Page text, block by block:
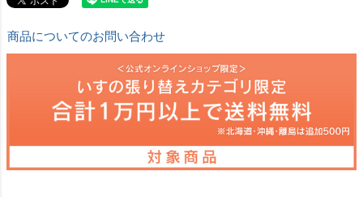
商品についてのお問い合わせ